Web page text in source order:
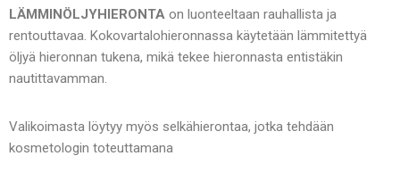
LÄMMINÖLJYHIERONTA on luonteeltaan rauhallista ja
rentouttavaa. Kokovartalohieronnassa käytetään lämmitettyä
öljyä hieronnan tukena, mikä tekee hieronnasta entistäkin
nautittavamman.
Valikoimasta löytyy myös selkähierontaa, jotka tehdään
kosmetologin toteuttamana